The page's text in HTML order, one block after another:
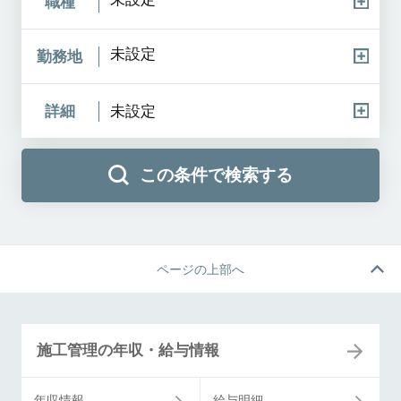
勤務地 未設定
詳細 未設定
この条件で検索する
ページの上部へ
施工管理の年収・給与情報